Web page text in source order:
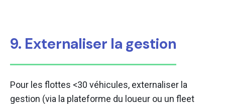
9. Externaliser la gestion
Pour les flottes <30 véhicules, externaliser la
gestion (via la plateforme du loueur ou un fleet